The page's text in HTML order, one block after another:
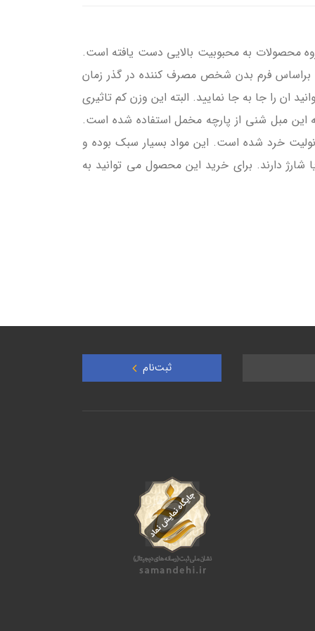
محصولات به محبوبیت بالایی دست یافته است.
براساس فرم بدن شخص مصرف کننده در گذر زمان
بوده به همین دلیل به راحتی می توانید ان را جا به جا نمایید. البته این وزن کم تاثیری
کند. برای تولید روکش بدنه این مبل شنی از پارچه مخمل استفاده شده است.
خرد شده است. این مواد بسیار سبک بوده و
دارند. برای خرید این محصول می توانید به
ثبت‌نام